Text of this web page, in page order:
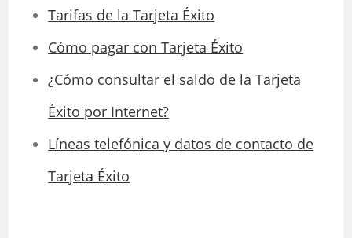
Tarifas de la Tarjeta Éxito
Cómo pagar con Tarjeta Éxito
¿Cómo consultar el saldo de la Tarjeta
Éxito por Internet?
Líneas telefónica y datos de contacto de
Tarjeta Éxito